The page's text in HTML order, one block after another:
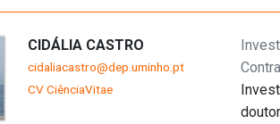
CIDÁLIA CASTRO
cidaliacastro@dep.uminho.pt
CV CiênciaVitae